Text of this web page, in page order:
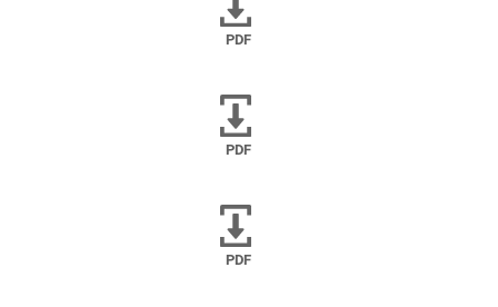
PDF
PDF
PDF